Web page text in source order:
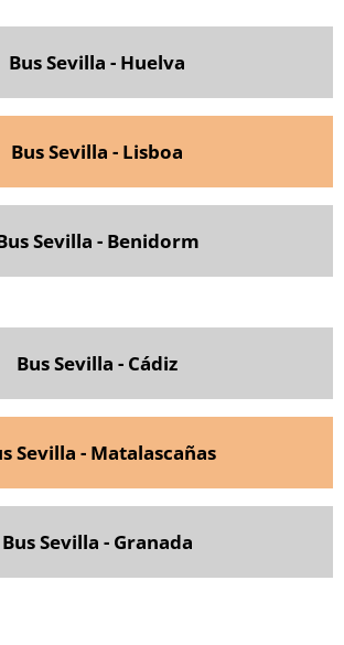
Bus Sevilla - Huelva
Bus Sevilla - Lisboa
Sevilla - Benidorm
Bus Sevilla - Cádiz
Sevilla - Matalascañas
Bus Sevilla - Granada